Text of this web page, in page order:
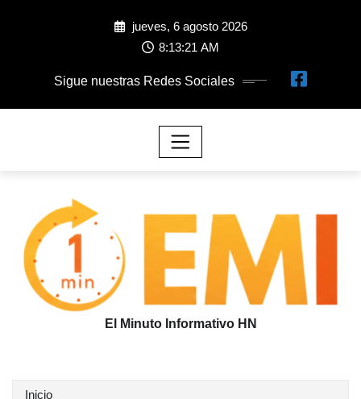
jueves, 6 agosto 2026
8:13:24 AM
Sigue nuestras Redes Sociales
El Minuto Informativo HN
Inicio